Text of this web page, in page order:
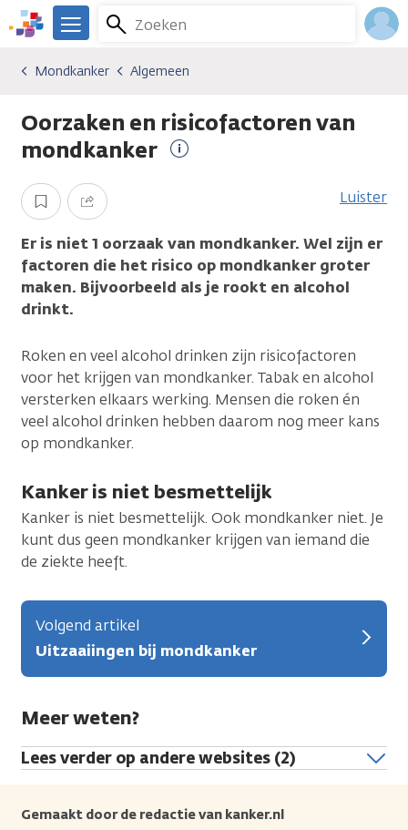
Overslaan
en
gaan
We
er
je.
Kanker.nl
Zoeken
Menu
Kankersoorten
Mondkanker
Algemeen
Mondkanker Algemeen
Oorzaken en risicofactoren van
mondkanker
Opslaan Delen Luister
Er is niet 1 oorzaak van mondkanker. Wel zijn er
factoren die het risico op mondkanker groter
maken. Bijvoorbeeld als je rookt en alcohol
drinkt.
Roken en veel alcohol drinken zijn risicofactoren
voor het krijgen van mondkanker. Tabak en alcohol
versterken elkaars werking. Mensen die roken én
veel alcohol drinken hebben daarom nog meer kans
op mondkanker.
Kanker is niet besmettelijk
Kanker is niet besmettelijk. Ook mondkanker niet. Je
kunt dus geen mondkanker krijgen van iemand die
de ziekte heeft.
Volgend artikel
Uitzaaiingen bij mondkanker
Meer weten?
Lees verder op andere websites (2)
Gemaakt door de redactie van kanker.nl